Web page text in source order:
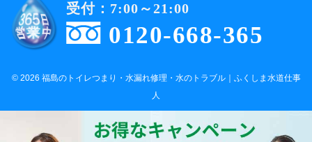
0120-668-365
受付：7:00～21:00
© 2026 福島のトイレつまり・水漏れ修理・水のトラブル｜ふくしま水道仕事
人